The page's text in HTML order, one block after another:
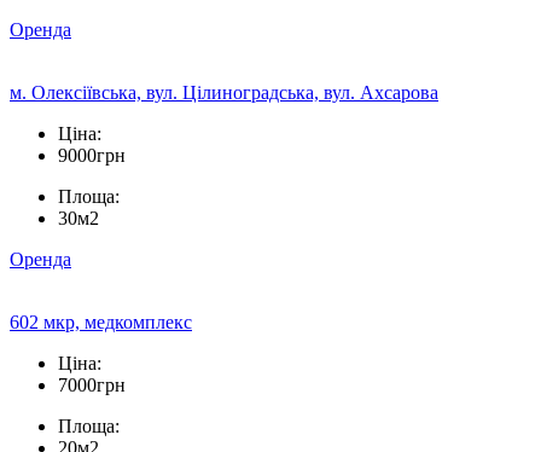
Оренда
м. Олексіївська, вул. Цілиноградська, вул. Ахсарова
Ціна:
9000грн
Площа:
30м2
Оренда
602 мкр, медкомплекс
Ціна:
7000грн
Площа:
20м2